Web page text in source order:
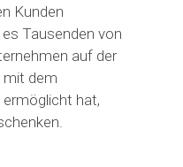
Kunden
Tausenden von
auf der
mit dem
hat,